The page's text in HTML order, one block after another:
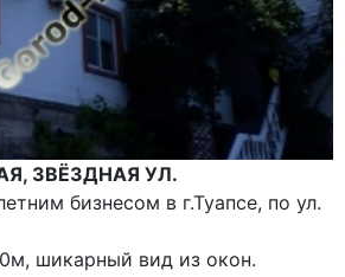
ЗВЁЗДНАЯ УЛ.
бизнесом в г.Туапсе, по ул.
шикарный вид из окон.